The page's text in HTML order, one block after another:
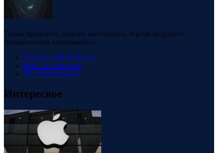
Тайны прошлого, загадки настоящего, версии будущего.
Энциклопедия непознанного.
Telegram 88k Followers
RSS 23k Followers
VK 23k Followers
Интересное